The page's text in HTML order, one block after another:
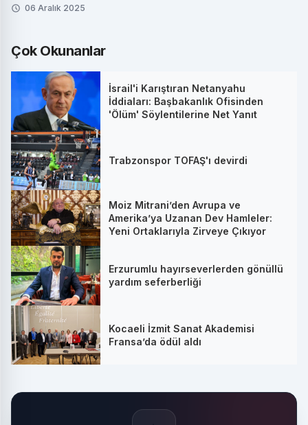
06 Aralık 2025
Çok Okunanlar
İsrail'i Karıştıran Netanyahu
İddiaları: Başbakanlık Ofisinden
'Ölüm' Söylentilerine Net Yanıt
Trabzonspor TOFAŞ'ı devirdi
Moiz Mitrani’den Avrupa ve
Amerika’ya Uzanan Dev Hamleler:
Yeni Ortaklarıyla Zirveye Çıkıyor
Erzurumlu hayırseverlerden gönüllü
yardım seferberliği
Kocaeli İzmit Sanat Akademisi
Fransa’da ödül aldı